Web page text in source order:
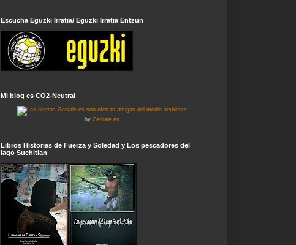
Escucha Eguzki Irratia/ Eguzki Irratia Entzun
Mi blog es CO2-Neutral
by Geniale.es
Libros Historias de Fuerza y Soledad y Los pescadores del
lago Suchitlan